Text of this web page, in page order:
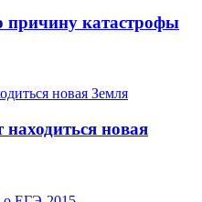
причину катастрофы
новая